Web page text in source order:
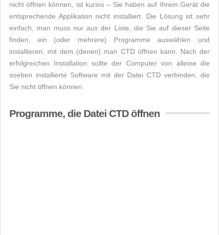
nicht öffnen können, ist kurios – Sie haben auf Ihrem Gerät die
entsprechende Applikation nicht installiert. Die Lösung ist sehr
einfach, man muss nur aus der Liste, die Sie auf dieser Seite
finden, ein (oder mehrere) Programme auswählen und
installieren, mit dem (denen) man CTD öffnen kann. Nach der
erfolgreichen Installation sollte der Computer von alleine die
soeben installierte Software mit der Datei CTD verbinden, die
Sie nicht öffnen können.
Programme, die Datei CTD öffnen